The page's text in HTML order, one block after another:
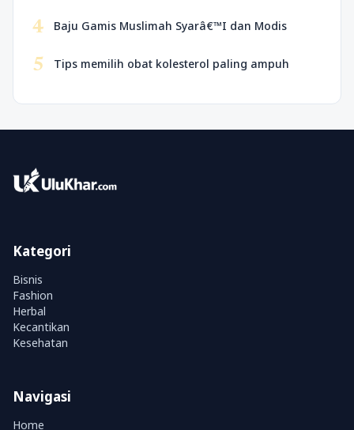
4 Baju Gamis Muslimah Syarâ€™I dan Modis
5 Tips memilih obat kolesterol paling ampuh
Kategori
Bisnis
Fashion
Herbal
Kecantikan
Kesehatan
Navigasi
Home